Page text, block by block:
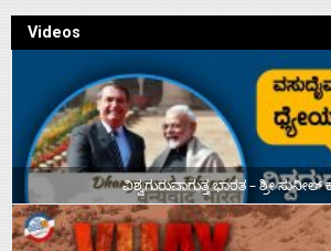
Videos
ವಿಶ್ವಗುರುವಾಗುತ್ತ ಭಾರತ – ಶ್ರೀ ಸುನೀಲ್‌